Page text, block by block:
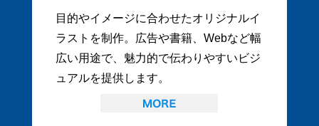
目的やイメージに合わせたオリジナルイ
ラストを制作。広告や書籍、Webなど幅
広い用途で、魅力的で伝わりやすいビジ
ュアルを提供します。